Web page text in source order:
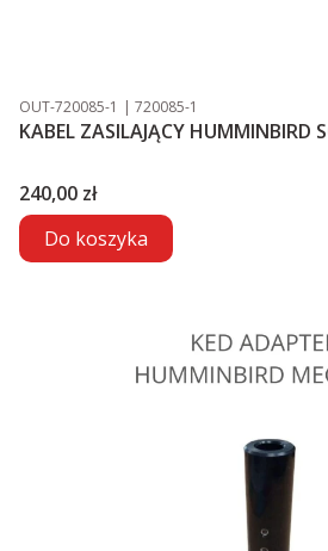
Kod produktu
OUT-720085-1 Kod producenta
720085-1
KABEL ZASILAJĄCY HUMMINBIRD
Cena
240,00 zł
Do koszyka